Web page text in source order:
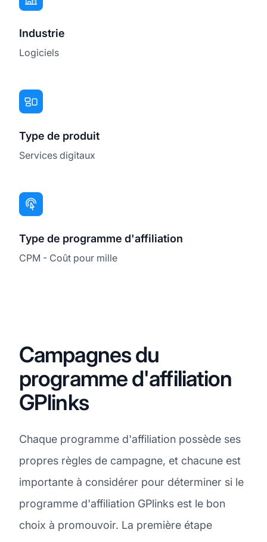
Industrie
Logiciels
Type de produit
Services digitaux
Type de programme d'affiliation
CPM - Coût pour mille
Campagnes du
programme d'affiliation
GPlinks
Chaque programme d'affiliation possède ses
propres règles de campagne, et chacune est
importante à considérer pour déterminer si le
programme d'affiliation GPlinks est le bon
choix à promouvoir. La première étape